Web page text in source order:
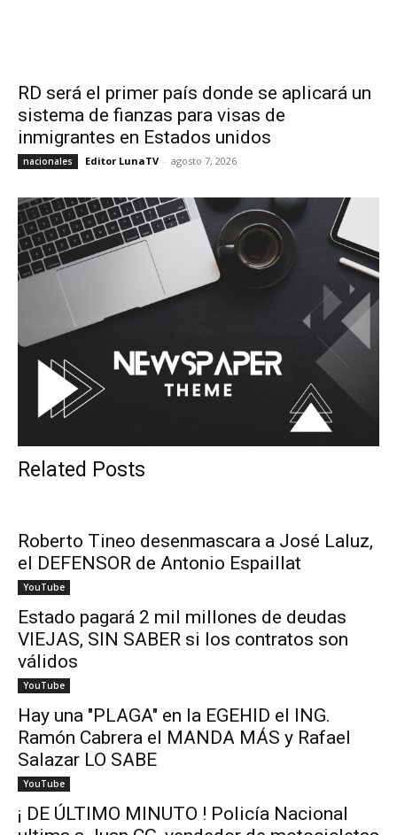
RD será el primer país donde se aplicará un
sistema de fianzas para visas de
inmigrantes en Estados unidos
nacionales Editor LunaTV - agosto 7, 2026
Related Posts
Roberto Tineo desenmascara a José Laluz,
el DEFENSOR de Antonio Espaillat
YouTube
Estado pagará 2 mil millones de deudas
VIEJAS, SIN SABER si los contratos son
válidos
YouTube
Hay una "PLAGA" en la EGEHID el ING.
Ramón Cabrera el MANDA MÁS y Rafael
Salazar LO SABE
YouTube
¡ DE ÚLTIMO MINUTO ! Policía Nacional